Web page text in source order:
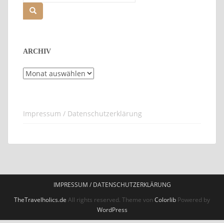
ARCHIV
Archiv
Impressum / Datenschutzerklärung
IMPRESSUM / DATENSCHUTZERKLÄRUNG
TheTravelholics.de All rights reserved. Theme von Colorlib Powered by
WordPress